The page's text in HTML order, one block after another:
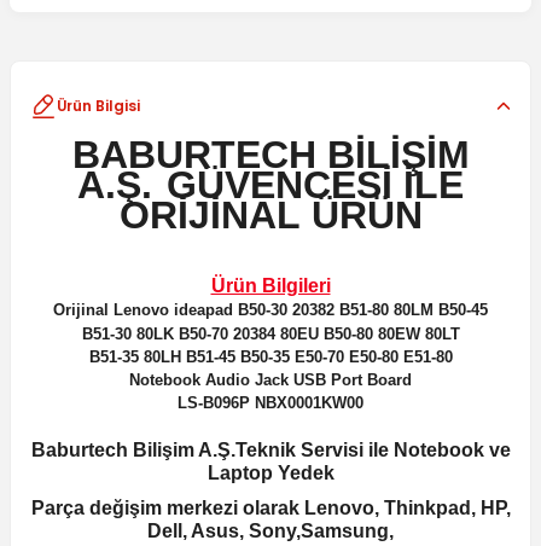
Ürün Bilgisi
BABURTECH BİLİŞİM
A.Ş. GÜVENCESİ İLE
ORİJİNAL ÜRÜN
Ürün Bilgileri
Orijinal Lenovo ideapad B50-30 20382 B51-80 80LM B50-45
B51-30 80LK B50-70 20384 80EU B50-80 80EW 80LT
B51-35 80LH B51-45 B50-35 E50-70 E50-80 E51-80
Notebook Audio Jack USB Port Board
LS-B096P NBX0001KW00
Baburtech Bilişim A.Ş.Teknik Servisi ile Notebook ve
Laptop Yedek
Parça değişim merkezi olarak Lenovo, Thinkpad, HP,
Dell, Asus, Sony,Samsung,